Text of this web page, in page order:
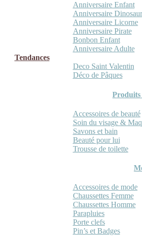
Anniversaire Enfant
Anniversaire
Anniversaire Licorne
Anniversaire Pirate
Bonbon Enfant
Anniversaire Adulte
Tendances
Deco Saint Valentin
Déco de Pâques
Produits
Accessoires de beauté
Soin du visage &
Savons et bain
Beauté pour lui
Trousse de toilette
Accessoires de mode
Chaussettes Femme
Chaussettes Homme
Parapluies
Porte clefs
Pin’s et Badges